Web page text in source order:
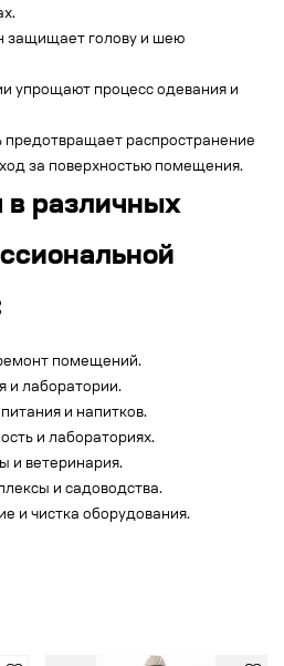
защищает голову и шею
упрощают процесс одевания и
предотвращает распространение
за поверхностью помещения.
в различных
помещений.
и лаборатории.
и напитков.
и лабораториях.
и ветеринария.
и садоводства.
и чистка оборудования.